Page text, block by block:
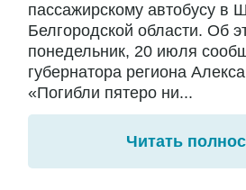
пассажирскому автобусу в
Белгородской области. Об
понедельник, 20 июля
губернатора региона
«Погибли пятеро ни...
Читать